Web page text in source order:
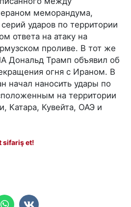
меморандума,
ударов по территории
ответа на атаку на
проливе. В тот же
Дональд Трамп объявил об
огня с Ираном. В
начал наносить удары по
на территории
Катара, Кувейта, ОАЭ и
sifariş et!